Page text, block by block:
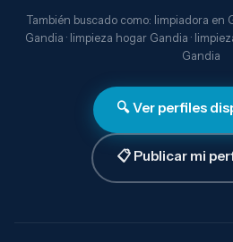
También buscado como: limpiadora en
Gandia · limpieza hogar Gandia ·
Gandia
🔍 Ver perfiles
📋 Publicar mi